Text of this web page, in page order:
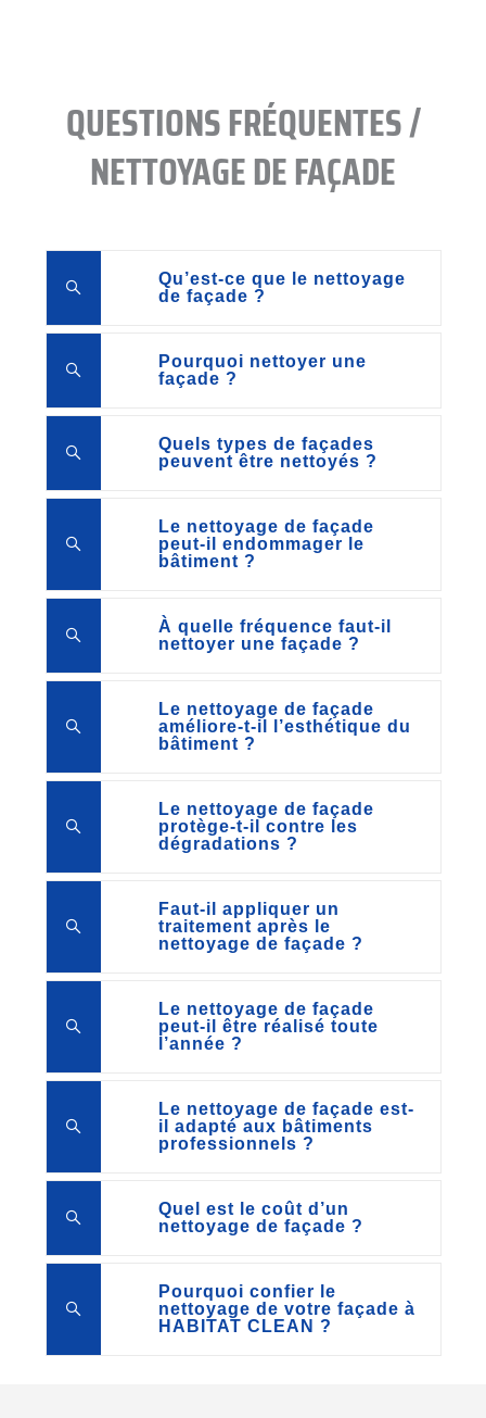
QUESTIONS FRÉQUENTES /
NETTOYAGE DE FAÇADE
Qu’est-ce que le nettoyage
de façade ?
Pourquoi nettoyer une
façade ?
Quels types de façades
peuvent être nettoyés ?
Le nettoyage de façade
peut-il endommager le
bâtiment ?
À quelle fréquence faut-il
nettoyer une façade ?
Le nettoyage de façade
améliore-t-il l’esthétique du
bâtiment ?
Le nettoyage de façade
protège-t-il contre les
dégradations ?
Faut-il appliquer un
traitement après le
nettoyage de façade ?
Le nettoyage de façade
peut-il être réalisé toute
l’année ?
Le nettoyage de façade est-
il adapté aux bâtiments
professionnels ?
Quel est le coût d’un
nettoyage de façade ?
Pourquoi confier le
nettoyage de votre façade à
HABITAT CLEAN ?